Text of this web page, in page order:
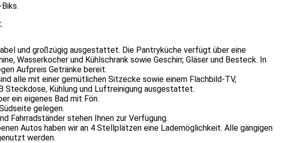
und großzügig ausgestattet. Die Pantryküche verfügt über eine
Wasserkocher und Kühlschrank sowie Geschirr, Gläser und Besteck. In
Aufpreis Getränke bereit.
alle mit einer gemütlichen Sitzecke sowie einem Flachbild-TV,
Steckdose, Kühlung und Luftreinigung ausgestattet.
ein eigenes Bad mit Fön.
gelegen.
Fahrradständer stehen Ihnen zur Verfügung.
Autos haben wir an 4 Stellplätzen eine Lademöglichkeit. Alle gängigen
werden.